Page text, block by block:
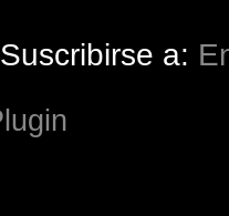
Suscribirse a: